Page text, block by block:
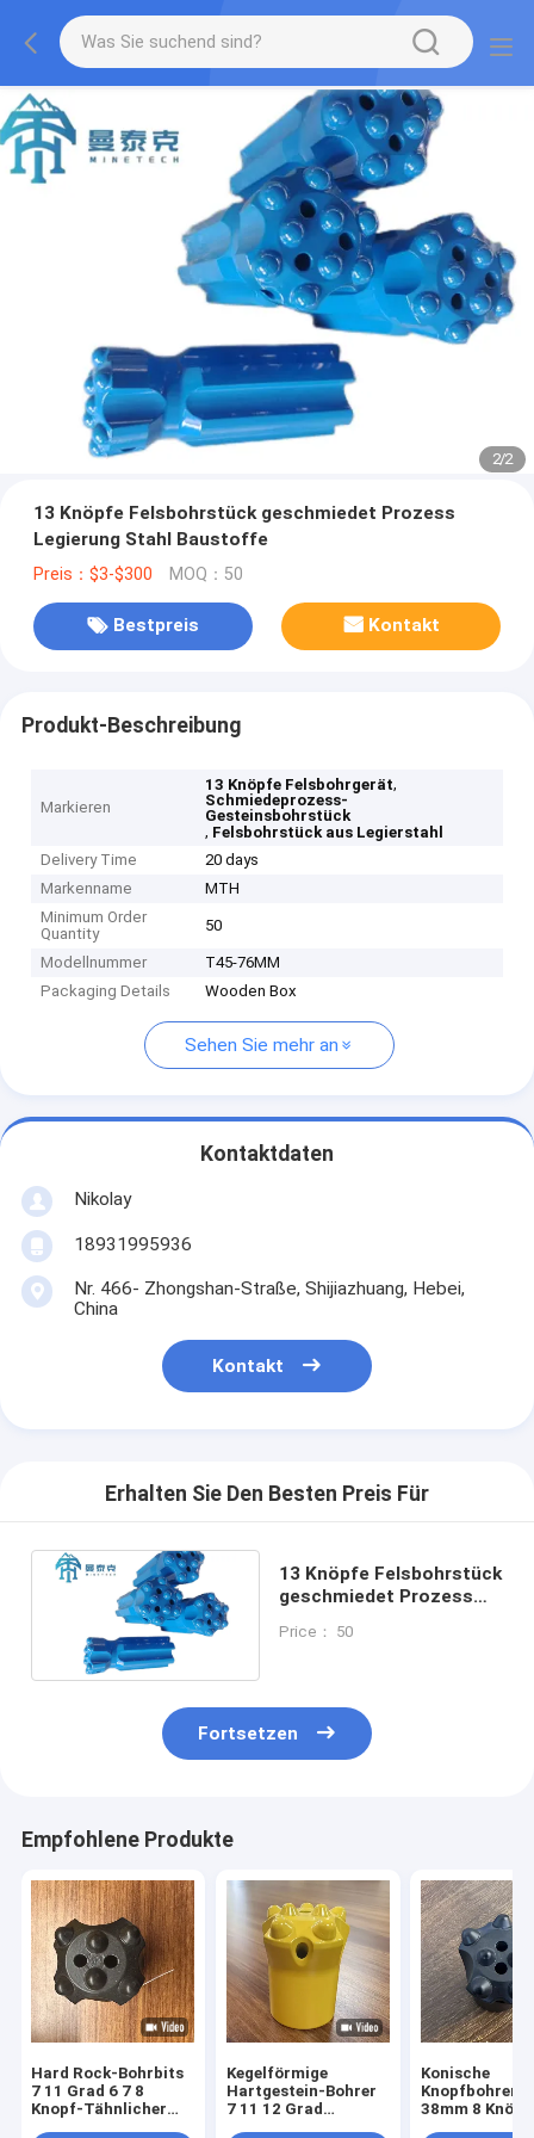
2/2
13 Knöpfe Felsbohrstück geschmiedet Prozess
Legierung Stahl Baustoffe
Preis：$3-$300 MOQ：50
Bestpreis Kontakt
Produkt-Beschreibung
Markieren
13 Knöpfe Felsbohrgerät,
Schmiedeprozess-
Gesteinsbohrstück
, Felsbohrstück aus Legierstahl
Delivery Time
20 days
Markenname
MTH
Minimum Order
Quantity
50
Modellnummer
T45-76MM
Packaging Details
Wooden Box
Sehen Sie mehr an
Kontaktdaten
Nikolay
18931995936
Nr. 466- Zhongshan-Straße, Shijiazhuang, Hebei,
China
Kontakt
Erhalten Sie Den Besten Preis Für
13 Knöpfe Felsbohrstück
geschmiedet Prozess
Baustoffe
Price： 50
Fortsetzen
Empfohlene Produkte
Hard Rock-Bohrbits
7 11 Grad 6 7 8
Knopf-Tähnlicher
Kegelförmige
Hartgestein-Bohrer
7 11 12 Grad
Konische
Knopfbohrer
38mm 8